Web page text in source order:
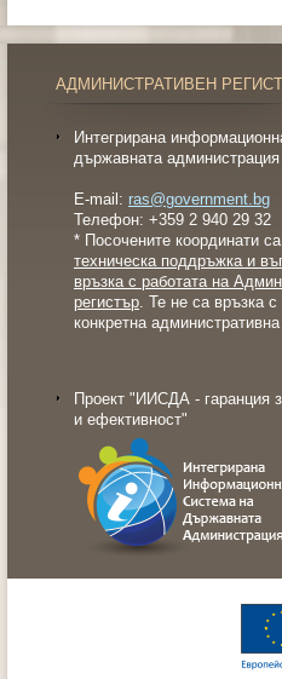
АДМИНИСТРАТИВЕН
Интегрирана
държавната администрация
E-mail: ras@government.bg
Телефон: +359 2 940 29 32
* Посочените координати са
техническа поддръжка и
връзка с работата на
регистър. Те не са връзка с
конкретна
Проект "ИИСДА - гаранция
и ефективност"